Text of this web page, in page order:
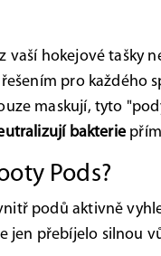
vaší hokejové tašky
pro každého
maskují, tyto
bakterie
Pods?
podů aktivně
jen přebíjelo silnou